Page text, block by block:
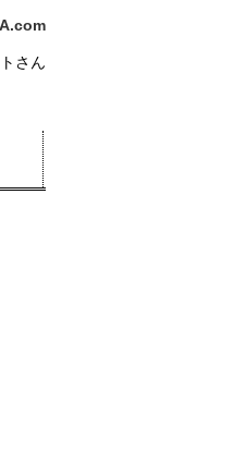
さん